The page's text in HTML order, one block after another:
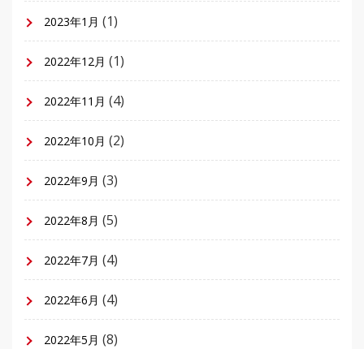
2023年1月 (1)
2022年12月 (1)
2022年11月 (4)
2022年10月 (2)
2022年9月 (3)
2022年8月 (5)
2022年7月 (4)
2022年6月 (4)
2022年5月 (8)